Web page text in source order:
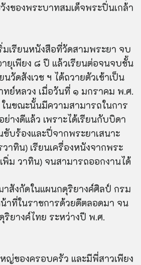
งของพระบาทสมเด็จพระปิ่นเกล้า
มเรียนหนังสือที่วัดสามพระยา จบ
ยุเพียง ๘ ปี แล้วเรียนต่อจนจบชั้น
วัดสังเวช ฯ ได้ถวายตัวเข้าเป็น
ย์หลวง เมื่อวันที่ ๑ มกราคม พ.ศ.
นขณะนั้นมีความสามารถในการ
างดีแล้ว เพราะได้เรียนกับบิดา
ขับร้องและปี่จากพระยาเสนาะ
าทิน) เรียนเครื่องหนังจากพระ
พิ่ม วาทิน) จนสามารถออกงานได้
สังกัดในแผนกดุริยางค์ศิลป์ กรม
าที่ในราชการด้วยดีตลอดมา จน
ยางค์ไทย ระหว่างปี พ.ศ.
ญ่ของครอบครัว และมีพี่สาวเพียง